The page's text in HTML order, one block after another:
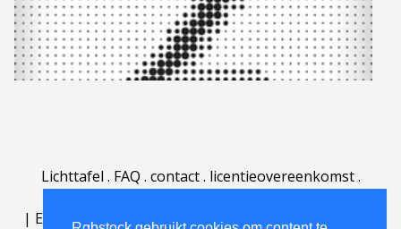
Lichttafel . FAQ . contact. licentieovereenkomst.
| English | Deutsch Español | Português